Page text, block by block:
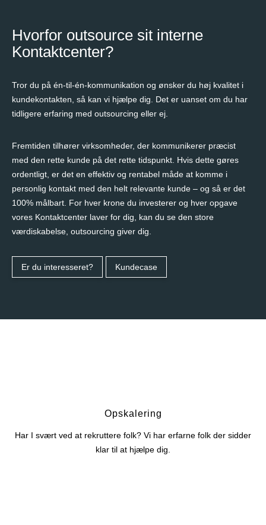
Hvorfor outsource sit interne
Kontaktcenter?
Tror du på én-til-én-kommunikation og ønsker du høj kvalitet i
kundekontakten, så kan vi hjælpe dig. Det er uanset om du har
tidligere erfaring med outsourcing eller ej.
Fremtiden tilhører virksomheder, der kommunikerer præcist
med den rette kunde på det rette tidspunkt. Hvis dette gøres
ordentligt, er det en effektiv og rentabel måde at komme i
personlig kontakt med den helt relevante kunde – og så er det
100% målbart. For hver krone du investerer og hver opgave
vores Kontaktcenter laver for dig, kan du se den store
værdiskabelse, outsourcing giver dig.
Er du interesseret? Kundecase
Opskalering
Har I svært ved at rekruttere folk? Vi har erfarne folk der sidder
klar til at hjælpe dig.